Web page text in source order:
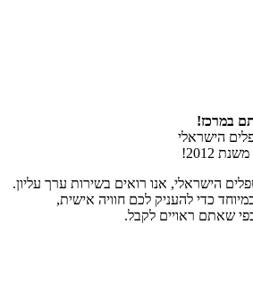
במרכז!
הישראלי
2012!
הישראלי, אנו רואים בשירות ערך עליון.
כדי להעניק לכם חוויה אישית,
שאתם ראויים לקבל.